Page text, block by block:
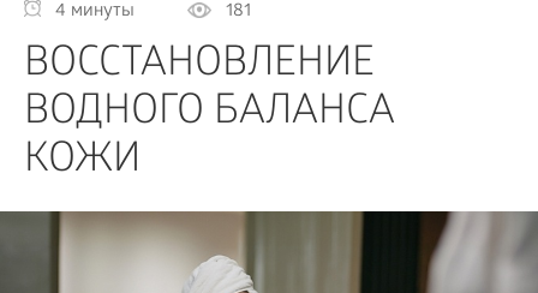
4 минуты 181
ВОССТАНОВЛЕНИЕ
ВОДНОГО БАЛАНСА
КОЖИ
КРАСОТА
ПСИХОЛОГИЯ
ДЕТИ
ДОМ
КАК?